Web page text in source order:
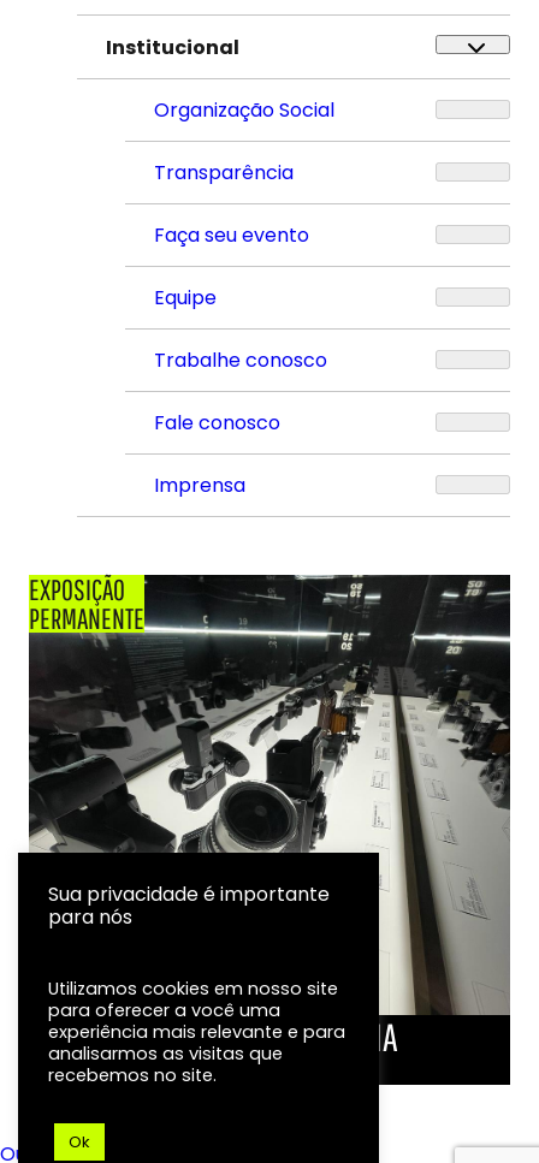
Institucional
Organização Social
Transparência
Faça seu evento
Equipe
Trabalhe conosco
Fale conosco
Imprensa
EXPOSIÇÃO
PERMANENTE
LINHA DO TEMPO DA FOTOGRAFIA
EXPOSIÇÃO
Ouvidoria
Sua privacidade é importante
para nós
Utilizamos cookies em nosso site
para oferecer a você uma
experiência mais relevante e para
analisarmos as visitas que
recebemos no site.
Ok